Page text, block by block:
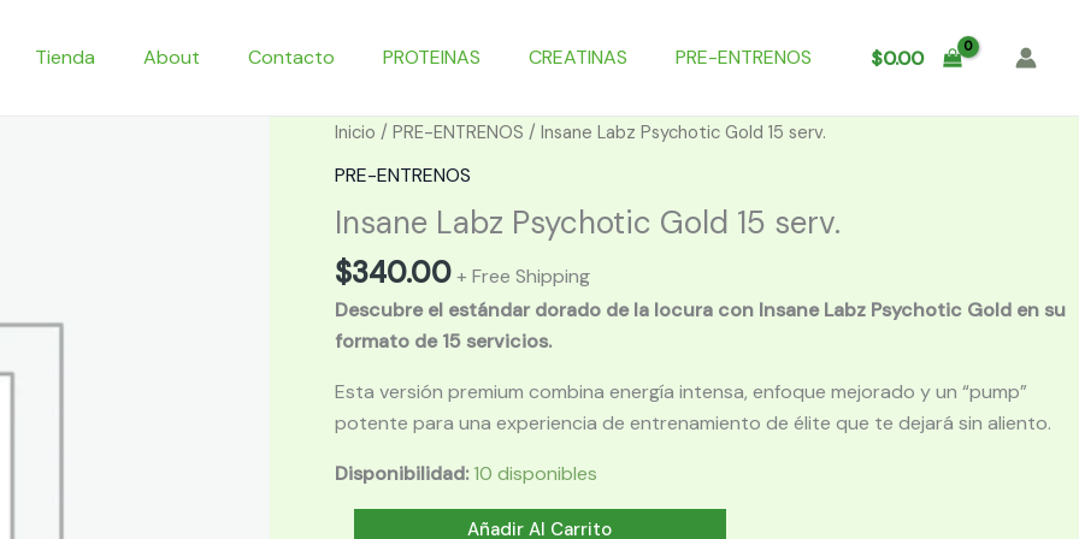
Tienda About Contacto PROTEINAS CREATINAS PRE-ENTRENOS $0.00
Inicio / PRE-ENTRENOS / Insane Labz Psychotic Gold 15 serv.
PRE-ENTRENOS
Insane Labz Psychotic Gold 15 serv.
$340.00 + Free Shipping
Descubre el estándar dorado de la locura con Insane Labz Psychotic Gold en su
formato de 15 servicios.
Esta versión premium combina energía intensa, enfoque mejorado y un “pump”
potente para una experiencia de entrenamiento de élite que te dejará sin aliento.
Disponibilidad: 10 disponibles
Añadir Al Carrito